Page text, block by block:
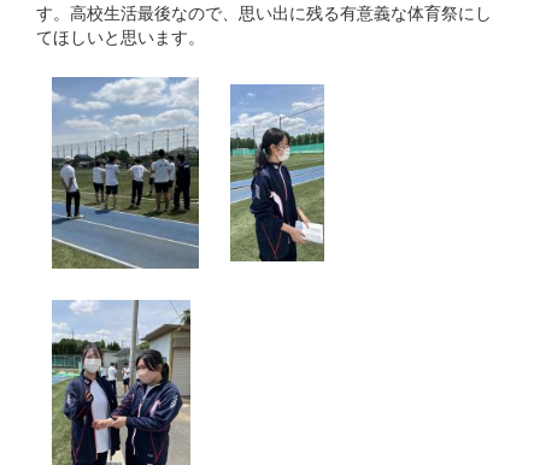
す。高校生活最後なので、思い出に残る有意義な体育祭にし
てほしいと思います。